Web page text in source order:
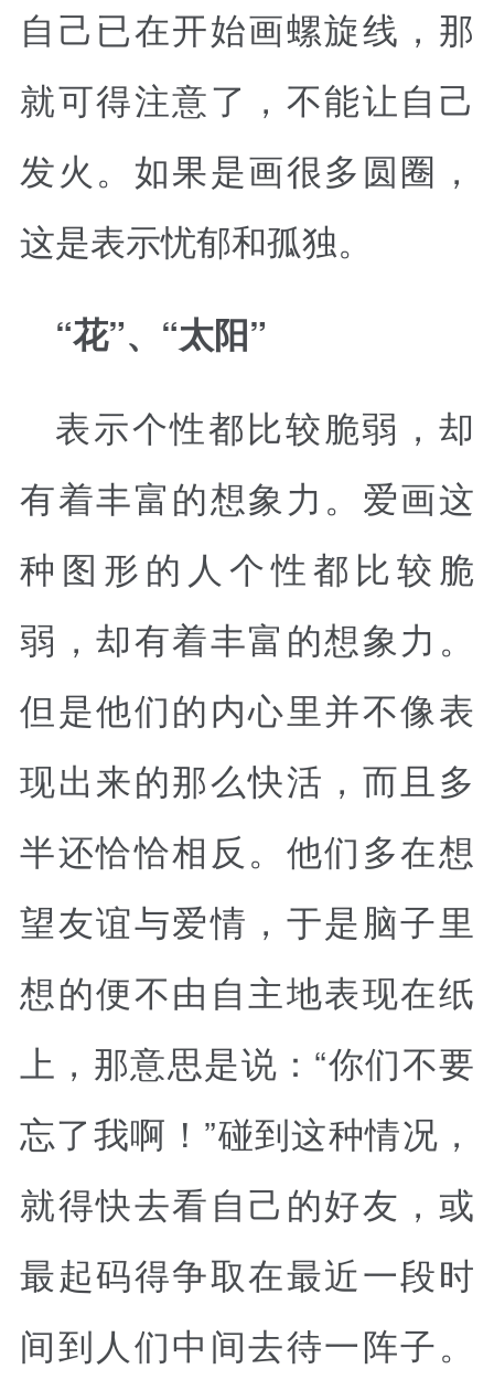
自己已在开始画螺旋线，那
就可得注意了，不能让自己
发火。如果是画很多圆圈，
这是表示忧郁和孤独。
“花”、“太阳”
表示个性都比较脆弱，却
有着丰富的想象力。爱画这
种图形的人个性都比较脆
弱，却有着丰富的想象力。
但是他们的内心里并不像表
现出来的那么快活，而且多
半还恰恰相反。他们多在想
望友谊与爱情，于是脑子里
想的便不由自主地表现在纸
上，那意思是说：“你们不要
忘了我啊！”碰到这种情况，
就得快去看自己的好友，或
最起码得争取在最近一段时
间到人们中间去待一阵子。